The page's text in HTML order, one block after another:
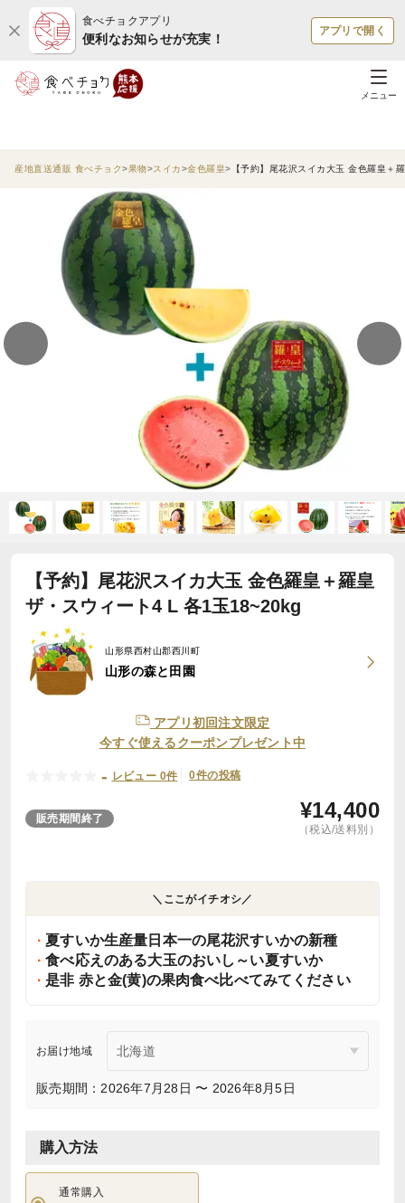
食べチョクアプリ
便利なお知らせが充実！
アプリで開く
メニュー
産地直送通販 食べチョク 果物 スイカ 金色羅皇 【予約】尾花沢スイカ大玉 金色羅皇
【予約】尾花沢スイカ大玉 金色羅皇＋羅皇
ザ・スウィート4 L 各1玉18~20kg
山形県西村山郡西川町
山形の森と田園
アプリ初回注文限定
今すぐ使えるクーポンプレゼント中
- レビュー 0件 0件の投稿
販売期間終了 ¥14,400
（税込/送料別）
＼ここがイチオシ／
夏すいか生産量日本一の尾花沢すいかの新種
食べ応えのある大玉のおいし～い夏すいか
是非 赤と金(黄)の果肉食べ比べてみてください
お届け地域
販売期間：2026年7月28日 〜 2026年8月5日
購入方法
通常購入